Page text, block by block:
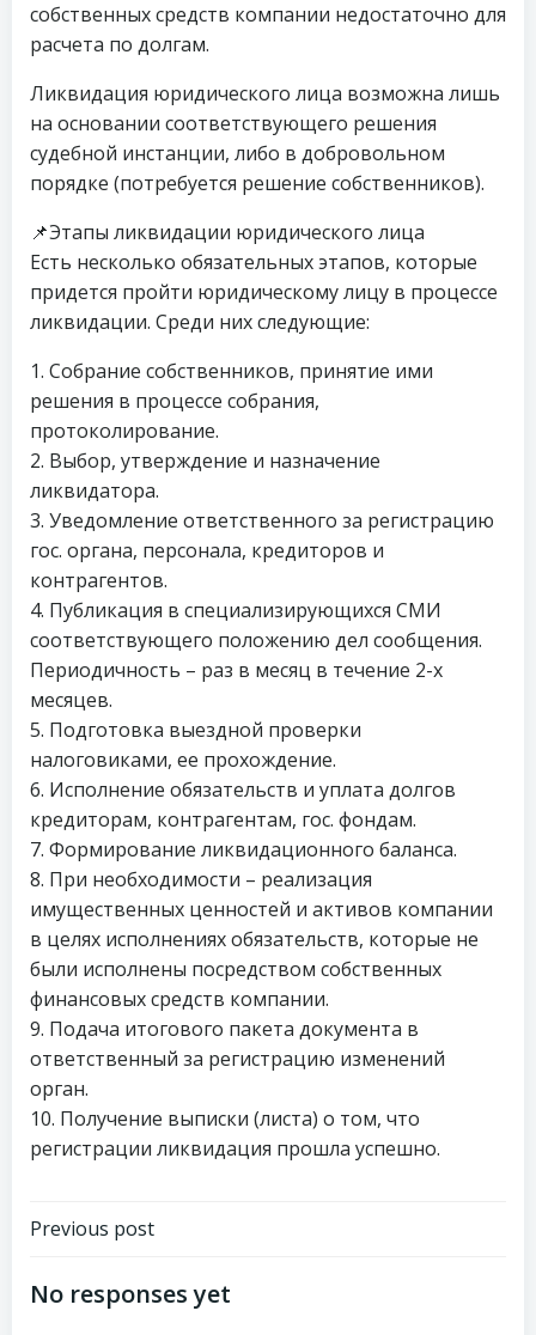
собственных средств компании недостаточно для
расчета по долгам.
Ликвидация юридического лица возможна лишь
на основании соответствующего решения
судебной инстанции, либо в добровольном
порядке (потребуется решение собственников).
📌Этапы ликвидации юридического лица
Есть несколько обязательных этапов, которые
придется пройти юридическому лицу в процессе
ликвидации. Среди них следующие:
1. Собрание собственников, принятие ими
решения в процессе собрания,
протоколирование.
2. Выбор, утверждение и назначение
ликвидатора.
3. Уведомление ответственного за регистрацию
гос. органа, персонала, кредиторов и
контрагентов.
4. Публикация в специализирующихся СМИ
соответствующего положению дел сообщения.
Периодичность – раз в месяц в течение 2-х
месяцев.
5. Подготовка выездной проверки
налоговиками, ее прохождение.
6. Исполнение обязательств и уплата долгов
кредиторам, контрагентам, гос. фондам.
7. Формирование ликвидационного баланса.
8. При необходимости – реализация
имущественных ценностей и активов компании
в целях исполнениях обязательств, которые не
были исполнены посредством собственных
финансовых средств компании.
9. Подача итогового пакета документа в
ответственный за регистрацию изменений
орган.
10. Получение выписки (листа) о том, что
регистрации ликвидация прошла успешно.
Навигация
по
Previous post
No responses yet